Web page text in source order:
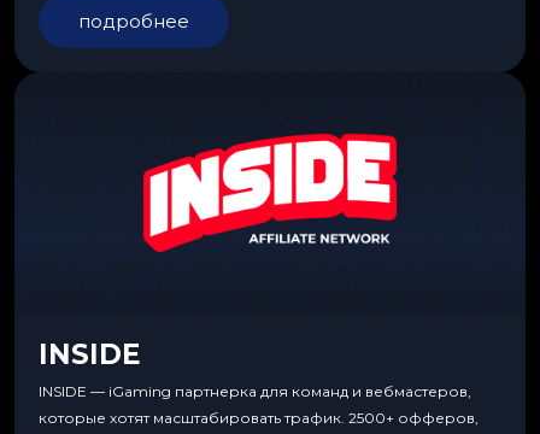
подробнее
INSIDE
INSIDE — iGaming партнерка для команд и вебмастеров,
которые хотят масштабировать трафик. 2500+ офферов,